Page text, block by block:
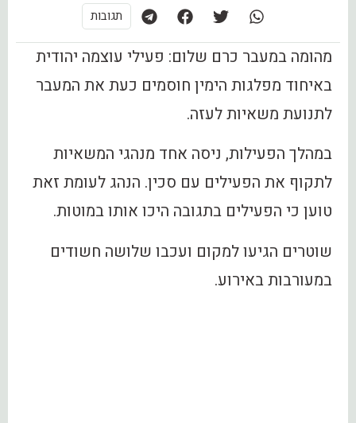
תגובות
מהומה במעבר כרם שלום: פעילי עוצמה יהודית
באיחוד מפלגות הימין חוסמים כעת את המעבר
לתנועת משאיות לעזה.
במהלך הפעילות, ניסה אחד מנהגי המשאיות
לתקוף את הפעילים עם סכין. הנהג לעומת זאת
טוען כי הפעילים בתגובה היכו אותו במוטות.
שוטרים הגיעו למקום ועכבו שלושה חשודים
במעורבות באירוע.